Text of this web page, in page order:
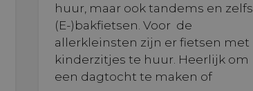
huur, maar ook tandems en zelfs
(E-)bakfietsen. Voor de
allerkleinsten zijn er fietsen met
kinderzitjes te huur. Heerlijk om
een dagtocht te maken of